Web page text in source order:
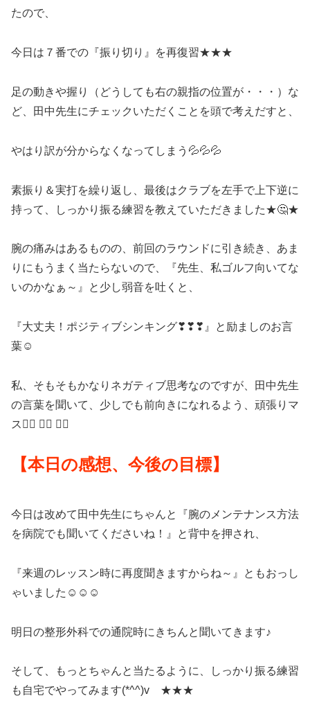
たので、
今日は７番での『振り切り』を再復習★★★
足の動きや握り（どうしても右の親指の位置が・・・）な
ど、田中先生にチェックいただくことを頭で考えだすと、
やはり訳が分からなくなってしまう💦💦💦
素振り＆実打を繰り返し、最後はクラブを左手で上下逆に
持って、しっかり振る練習を教えていただきました★🤔★
腕の痛みはあるものの、前回のラウンドに引き続き、あま
りにもうまく当たらないので、『先生、私ゴルフ向いてな
いのかなぁ～』と少し弱音を吐くと、
『大丈夫！ポジティブシンキング❣❣❣』と励ましのお言
葉☺
私、そもそもかなりネガティブ思考なのですが、田中先生
の言葉を聞いて、少しでも前向きになれるよう、頑張りマ
ス🏌️‍♀️ 🏌️‍♀️ 🏌️‍♀️
【本日の感想、今後の目標】
今日は改めて田中先生にちゃんと『腕のメンテナンス方法
を病院でも聞いてくださいね！』と背中を押され、
『来週のレッスン時に再度聞きますからね～』ともおっし
ゃいました☺☺☺
明日の整形外科での通院時にきちんと聞いてきます♪
そして、もっとちゃんと当たるように、しっかり振る練習
も自宅でやってみます(*^^)v ★★★